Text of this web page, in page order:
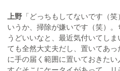
上野 「どっちもしてないです（
いうか、掃除が嫌いです（笑）
うどいいなと、最近気付いてし
ても全然大丈夫だし、置いてあ
に手の届く範囲に置いておきたい